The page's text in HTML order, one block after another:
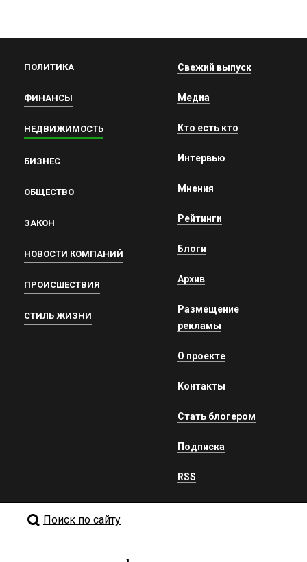
ПОЛИТИКА
ФИНАНСЫ
НЕДВИЖИМОСТЬ
БИЗНЕС
ОБЩЕСТВО
ЗАКОН
НОВОСТИ КОМПАНИЙ
ПРОИСШЕСТВИЯ
СТИЛЬ ЖИЗНИ
Свежий выпуск
Медиа
Кто есть кто
Интервью
Мнения
Рейтинги
Блоги
Архив
Размещение
рекламы
О проекте
Контакты
Стать блогером
Подписка
RSS
Поиск по сайту